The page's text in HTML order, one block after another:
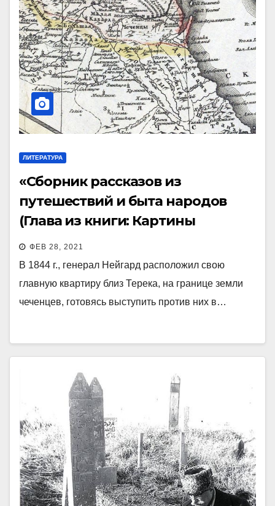
ЛИТЕРАТУРА
«Сборник рассказов из
путешествий и быта народов
(Глава из книги: Картины
Кавказа) (СПб., 1868)
ФЕВ 28, 2021
В 1844 г., генерал Нейгард расположил свою
главную квартиру близ Терека, на границе земли
чеченцев, готовясь выступить против них в…